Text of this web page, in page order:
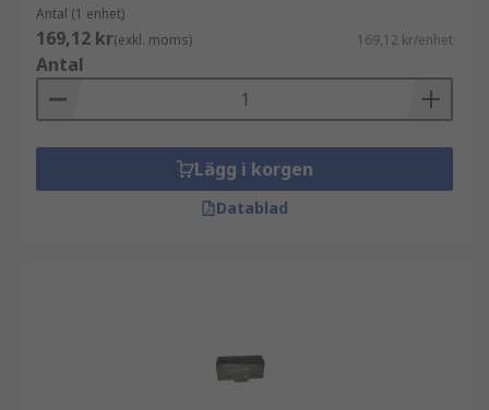
Antal (1 enhet)
169,12 kr(exkl. moms) 169,12 kr/enhet
Antal
Lägg i korgen
Datablad